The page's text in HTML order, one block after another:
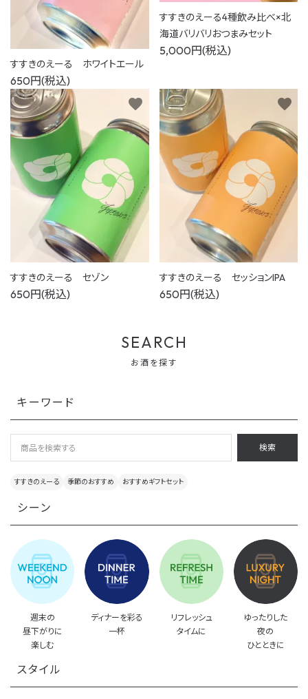
すすきのえーる ホワイトエール
650円(税込)
すすきのえーる4種飲み比べ×北
海道バリバリおつまみセット
5,000円(税込)
すすきのえーる セゾン
650円(税込)
favorite
すすきのえーる セッションIPA
650円(税込)
favorite
SEARCH
お酒を探す
キーワード
検索
すすきのえーる 季節のおすすめ おすすめギフトセット
シーン
週末の
昼下がりに
楽しむ
ディナーを彩る
一杯
リフレッシュ
タイムに
ゆったりした
夜の
ひとときに
スタイル